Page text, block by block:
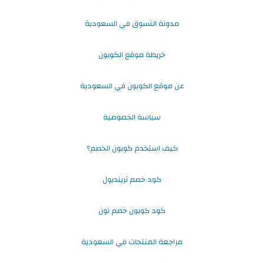
مدونة التسوق في السعودية
خريطة موقع الكوبون
عن موقع الكوبون في السعودية
سياسة الخصوصية
كيف استخدم كوبون الخصم؟
كود خصم ترينديول
كود كوبون خصم نون
مراجعة المنتجات في السعودية